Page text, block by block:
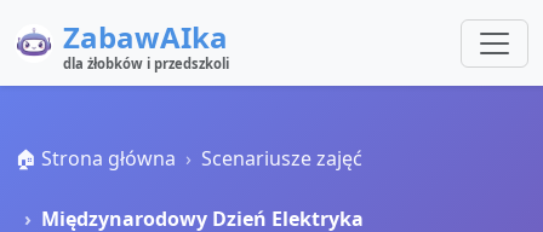
ZabawAIka
dla żłobków i przedszkoli
🏠 Strona główna Scenariusze zajęć
Międzynarodowy Dzień Elektryka